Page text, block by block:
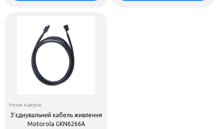
З'єднувальний кабель живлення
Motorola GKN6266A
Немає відгуків